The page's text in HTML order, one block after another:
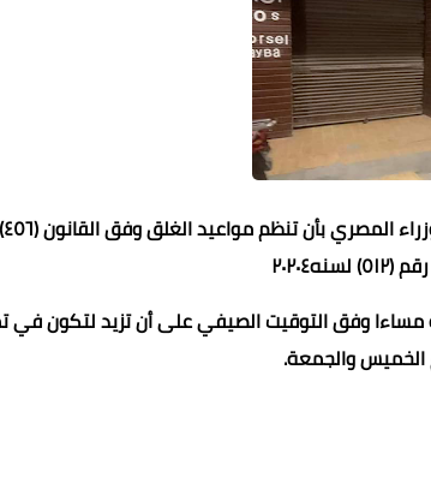
مساءا وفق التوقيت الصيفي على أن تزيد لتكون في
الخميس والجمعة.